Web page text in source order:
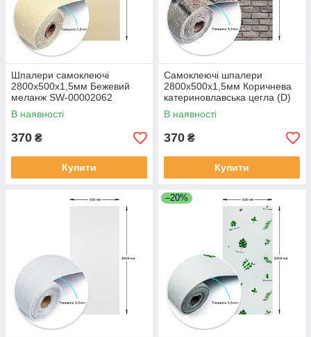
Шпалери самоклеючі
2800х500х1,5мм Бежевий
меланж SW-00002062
В наявності
370 ₴
Купити
Самоклеючі шпалери
2800х500х1,5мм Коричнева
катериновлавська цегла (D)
SW-00001786
В наявності
370 ₴
Купити
–20%